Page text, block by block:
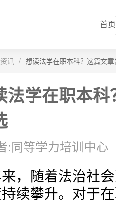
首页
讯 / 想读法学在职本科？这篇文
法学在职本
:同等学力培训中心
，随着法治社
续攀升。对于